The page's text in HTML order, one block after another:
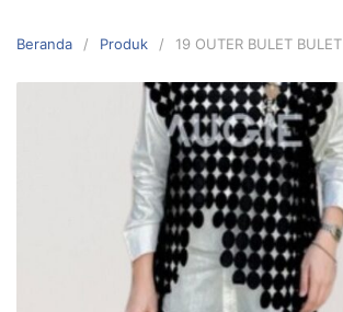
keBeranda Produk 19 OUTER BULET BULET